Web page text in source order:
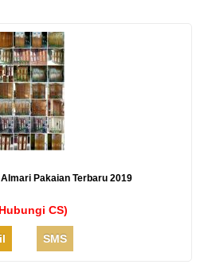
Pakaian Terbaru 2019
CS)
SMS